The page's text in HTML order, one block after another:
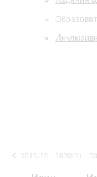
2019/20
2020/21